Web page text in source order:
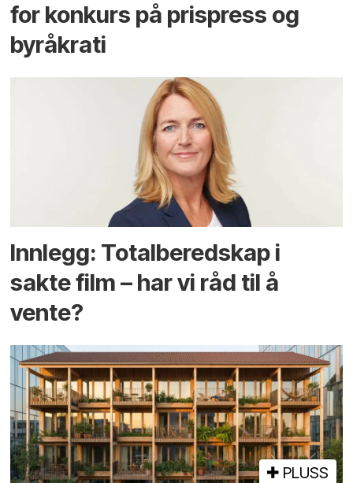
for konkurs på prispress og
byråkrati
Innlegg: Totalberedskap i
sakte film – har vi råd til å
vente?
PLUSS